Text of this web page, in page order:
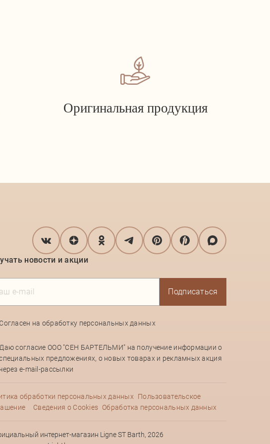
Оригинальная продукция
новости и акции
Подписаться
Согласен на обработку персональных данных
Даю согласие ООО "СЕН БАРТЕЛЬМИ" на получение информации о
предложениях, о новых товарах и рекламных акция
e-mail-рассылки
обработки персональных данных
Пользовательское
Сведения о Cookies Обработка персональных данных
интернет‑магазин Ligne ST Barth, 2026